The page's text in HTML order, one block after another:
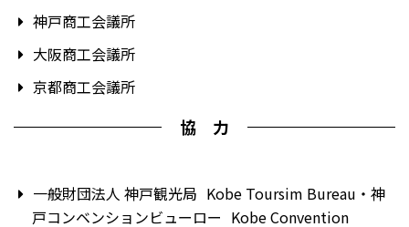
神戸商工会議所
大阪商工会議所
京都商工会議所
協 力
一般財団法人 神戸観光局 Kobe Toursim Bureau ・神
戸コンベンションビューロー Kobe Convention